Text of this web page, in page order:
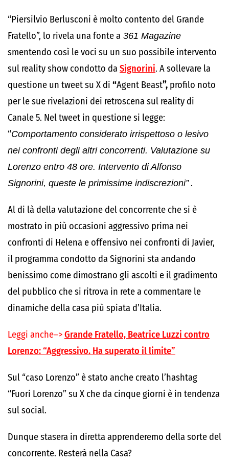
“Piersilvio Berlusconi è molto contento del Grande
Fratello”, lo rivela una fonte a 361 Magazine
smentendo così le voci su un suo possibile intervento
sul reality show condotto da Signorini. A sollevare la
questione un tweet su X di “Agent Beast”, profilo noto
per le sue rivelazioni dei retroscena sul reality di
Canale 5. Nel tweet in questione si legge:
“Comportamento considerato irrispettoso o lesivo
nei confronti degli altri concorrenti. Valutazione su
Lorenzo entro 48 ore. Intervento di Alfonso
Signorini, queste le primissime indiscrezioni”.
Al di là della valutazione del concorrente che si è
mostrato in più occasioni aggressivo prima nei
confronti di Helena e offensivo nei confronti di Javier,
il programma condotto da Signorini sta andando
benissimo come dimostrano gli ascolti e il gradimento
del pubblico che si ritrova in rete a commentare le
dinamiche della casa più spiata d’Italia.
Leggi anche–>Grande Fratello, Beatrice Luzzi contro
Lorenzo: “Aggressivo. Ha superato il limite”
Sul “caso Lorenzo” è stato anche creato l’hashtag
“Fuori Lorenzo” su X che da cinque giorni è in tendenza
sul social.
Dunque stasera in diretta apprenderemo della sorte del
concorrente. Resterà nella Casa?